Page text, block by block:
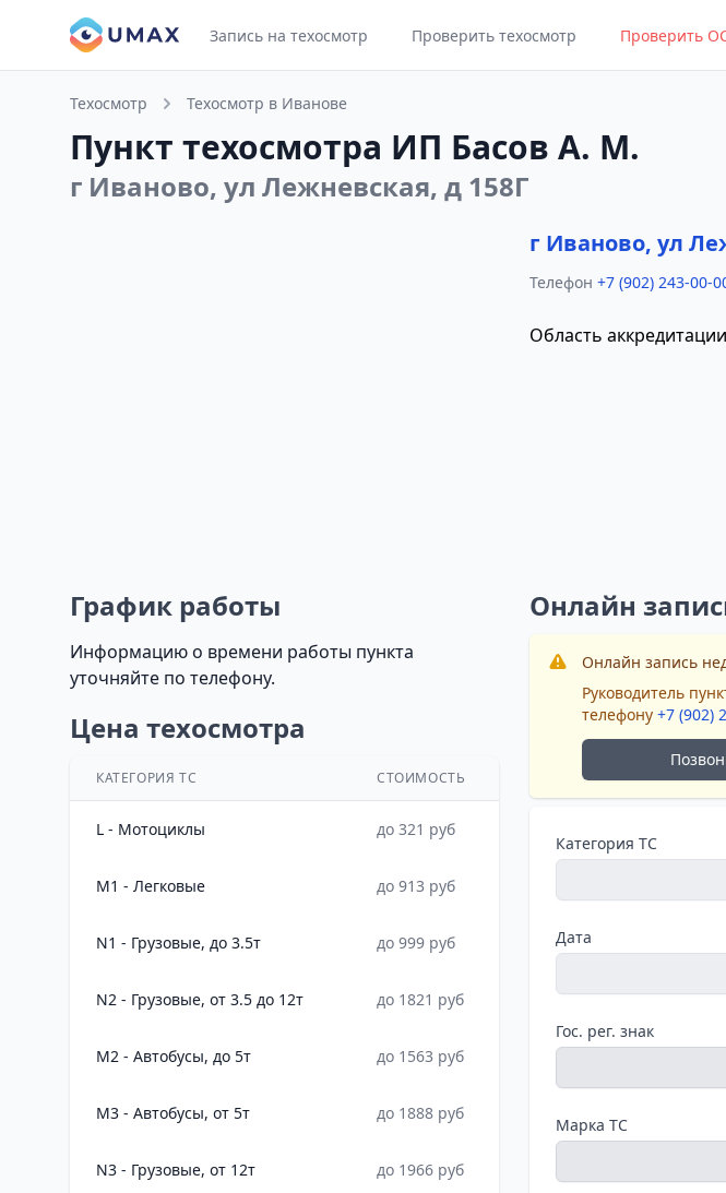
Запись на техосмотр Проверить техосмотр Проверить
Техосмотр Техосмотр в Иванове
Пункт техосмотра ИП Басов А. М.
г Иваново, ул Лежневская, д 158Г
г Иваново, ул
Телефон +7 (902) 243-00-
Область
График работы
Информацию о времени работы пункта
уточняйте по телефону.
Цена техосмотра
КАТЕГОРИЯ ТС СТОИМОСТЬ
L - Мотоциклы до 321 руб
M1 - Легковые до 913 руб
N1 - Грузовые, до 3.5т до 999 руб
N2 - Грузовые, от 3.5 до 12т до 1821 руб
M2 - Автобусы, до 5т до 1563 руб
M3 - Автобусы, от 5т до 1888 руб
N3 - Грузовые, от 12т до 1966 руб
Онлайн
Онлайн запись
Руководитель
телефону+7 (902)
Категория ТС
Дата
Гос. рег. знак
Марка ТС